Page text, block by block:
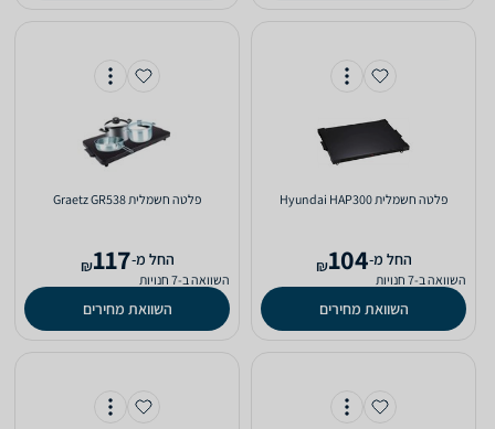
פלטה חשמלית Hyundai HAP300
‫החל מ-104
₪
השוואה ב-7 חנויות
השוואת מחירים
פלטה חשמלית Graetz GR538
‫החל מ-117
₪
השוואה ב-7 חנויות
השוואת מחירים